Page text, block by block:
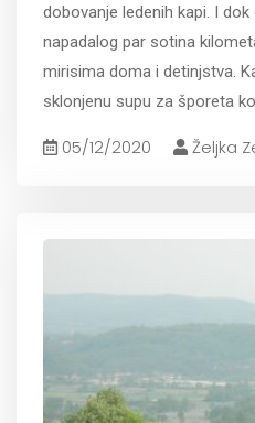
dobovanje ledenih kapi. I
napadalog par sotina
mirisima doma i detinjstva.
sklonjenu supu za šporeta
05/12/2020 Željka